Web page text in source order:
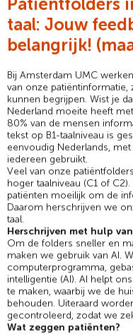
Patiëntfolders
taal: Jouw
belangrijk!
Bij Amsterdam UMC
van onze
kunnen begrijpen. Wist je
Nederland moeite heeft
80% van de mensen
tekst op B1-taalniveau is
eenvoudig Nederlands,
iedereen gebruikt.
Veel van onze
hoger taalniveau (C1 of
patiënten moeilijk om de
Daarom herschrijven we
taal.
Herschrijven met hulp
Om de folders sneller en
maken we gebruik van AI.
computerprogramma,
intelligentie (AI). AI helpt
te maken, waarbij we de
behouden. Uiteraard
gecontroleerd, zodat we
Wat zeggen patiënten?